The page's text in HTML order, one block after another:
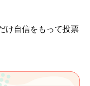
け自信をもって投票